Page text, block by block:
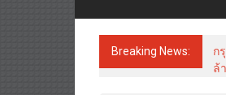
Breaking News:
ก
ล้